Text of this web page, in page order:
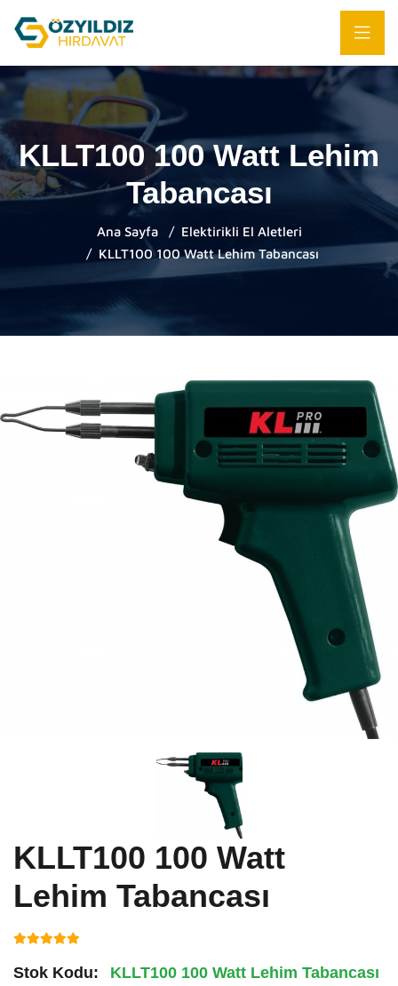
KLLT100 100 Watt Lehim
Tabancası
Ana Sayfa
Elektirikli El Aletleri
KLLT100 100 Watt Lehim Tabancası
KLLT100 100 Watt
Lehim Tabancası
Stok Kodu: KLLT100 100 Watt Lehim Tabancası